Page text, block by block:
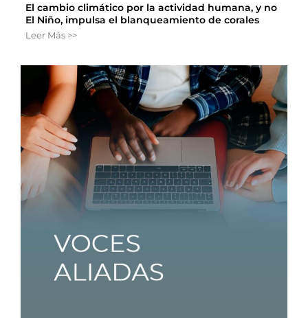
El cambio climático por la actividad humana, y no
El Niño, impulsa el blanqueamiento de corales
Leer Más >>